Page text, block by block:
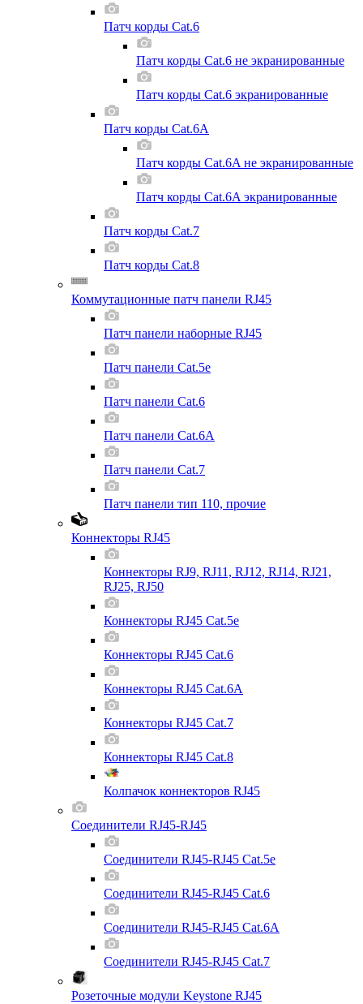
Патч корды Cat.6
Патч корды Cat.6 не экранированные
Патч корды Cat.6 экранированные
Патч корды Cat.6A
Патч корды Cat.6A не экранированные
Патч корды Cat.6A экранированные
Патч корды Cat.7
Патч корды Cat.8
Коммутационные патч панели RJ45
Патч панели наборные RJ45
Патч панели Cat.5e
Патч панели Cat.6
Патч панели Cat.6A
Патч панели Cat.7
Патч панели тип 110, прочие
Коннекторы RJ45
Коннекторы RJ9, RJ11, RJ12, RJ14, RJ21,
RJ25, RJ50
Коннекторы RJ45 Cat.5e
Коннекторы RJ45 Cat.6
Коннекторы RJ45 Cat.6A
Коннекторы RJ45 Cat.7
Коннекторы RJ45 Cat.8
Колпачок коннекторов RJ45
Соединители RJ45-RJ45
Соединители RJ45-RJ45 Cat.5e
Соединители RJ45-RJ45 Cat.6
Соединители RJ45-RJ45 Cat.6A
Соединители RJ45-RJ45 Cat.7
Розеточные модули Keystone RJ45